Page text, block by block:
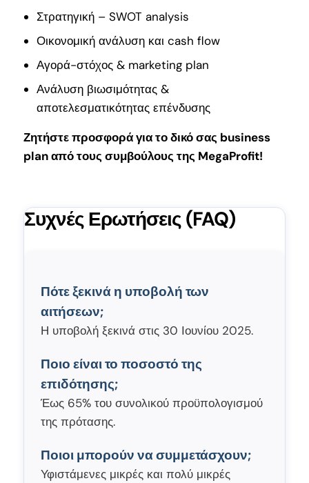
Στρατηγική – SWOT analysis
Οικονομική ανάλυση και cash flow
Αγορά-στόχος & marketing plan
Ανάλυση βιωσιμότητας &
αποτελεσματικότητας επένδυσης
Ζητήστε προσφορά για το δικό σας business
plan από τους συμβούλους της MegaProfit!
Συχνές Ερωτήσεις (FAQ)
Πότε ξεκινά η υποβολή των
αιτήσεων;
Η υποβολή ξεκινά στις 30 Ιουνίου 2025.
Ποιο είναι το ποσοστό της
επιδότησης;
Έως 65% του συνολικού προϋπολογισμού
της πρότασης.
Ποιοι μπορούν να συμμετάσχουν;
Υφιστάμενες μικρές και πολύ μικρές